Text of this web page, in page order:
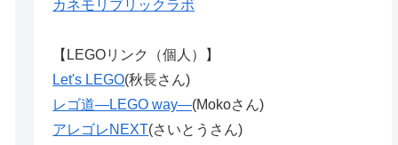
カネモリブリックラボ
【LEGOリンク（個人）】
Let's LEGO(秋長さん)
レゴ道―LEGO way―(Mokoさん)
アレゴレNEXT(さいとうさん)